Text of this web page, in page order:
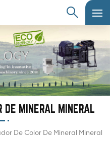
DE MINERAL MINERAL
De Color De Mineral Mineral